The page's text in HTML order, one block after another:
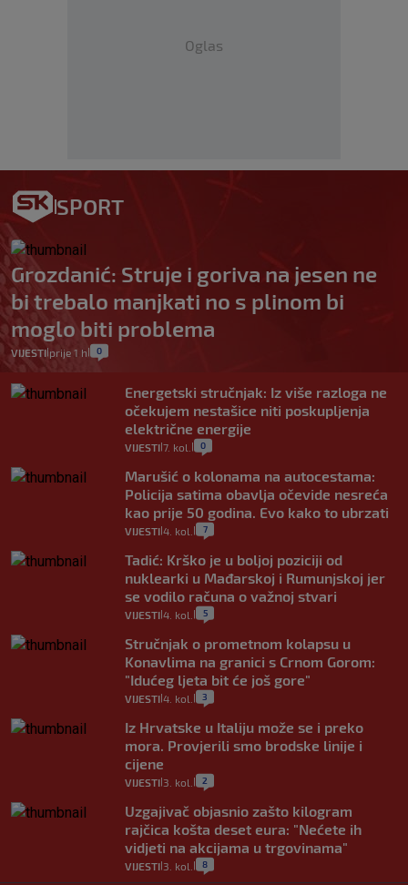
Oglas
SPORT
Grozdanić: Struje i goriva na jesen ne
bi trebalo manjkati no s plinom bi
moglo biti problema
VIJESTI| prije 1 h 0
Energetski stručnjak: Iz više razloga ne
očekujem nestašice niti poskupljenja
električne energije
VIJESTI 7. kol. 0
Marušić o kolonama na autocestama:
Policija satima obavlja očevide nesreća
kao prije 50 godina. Evo kako to ubrzati
VIJESTI 4. kol. 7
Tadić: Krško je u boljoj poziciji od
nuklearki u Mađarskoj i Rumunjskoj jer
se vodilo računa o važnoj stvari
VIJESTI 4. kol. 5
Stručnjak o prometnom kolapsu u
Konavlima na granici s Crnom Gorom:
"Idućeg ljeta bit će još gore"
VIJESTI 4. kol. 3
Iz Hrvatske u Italiju može se i preko
mora. Provjerili smo brodske linije i
cijene
VIJESTI 3. kol. 2
Uzgajivač objasnio zašto kilogram
rajčica košta deset eura: "Nećete ih
vidjeti na akcijama u trgovinama"
VIJESTI 3. kol. 8